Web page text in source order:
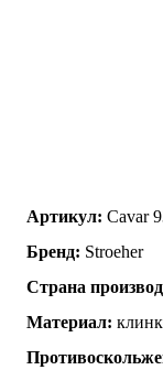
Артикул: Cavar
Бренд: Stroeher
Страна
Материал: